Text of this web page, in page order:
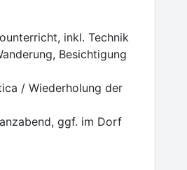
inkl. Technik
Besichtigung
/ Wiederholung der
ggf. im Dorf